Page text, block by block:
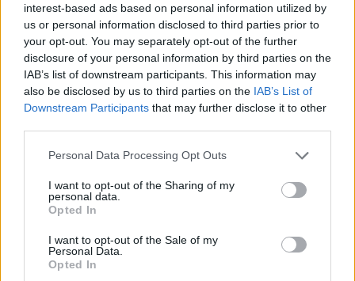
interest-based ads based on personal information utilized by
us or personal information disclosed to third parties prior to
your opt-out. You may separately opt-out of the further
disclosure of your personal information by third parties on the
IAB’s list of downstream participants. This information may
also be disclosed by us to third parties on the IAB’s List of
Downstream Participants that may further disclose it to other
Personal Data Processing Opt Outs
I want to opt-out of the Sharing of my
personal data.
Opted In
I want to opt-out of the Sale of my
Personal Data.
Opted In
Sääennuste ulottuu nyt
marraskuulle – tältä näyttää
syksyn sää
3
MATKAILU